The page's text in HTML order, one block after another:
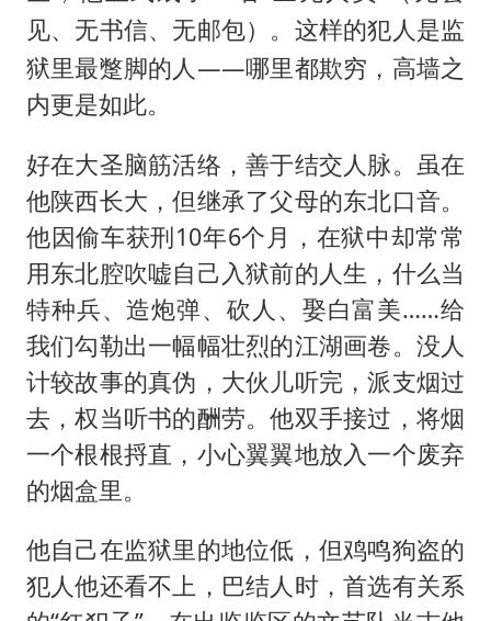
见、无书信、无邮包）。这样的犯人是监
狱里最蹩脚的人——哪里都欺穷，高墙之
内更是如此。
好在大圣脑筋活络，善于结交人脉。虽在
他陕西长大，但继承了父母的东北口音。
他因偷车获刑10年6个月，在狱中却常常
用东北腔吹嘘自己入狱前的人生，什么当
特种兵、造炮弹、砍人、娶白富美……给
我们勾勒出一幅幅壮烈的江湖画卷。没人
计较故事的真伪，大伙儿听完，派支烟过
去，权当听书的酬劳。他双手接过，将烟
一个根根捋直，小心翼翼地放入一个废弃
的烟盒里。
他自己在监狱里的地位低，但鸡鸣狗盗的
犯人他还看不上，巴结人时，首选有关系